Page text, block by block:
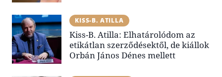
KISS-B. ATILLA
Kiss-B. Atilla: Elhatárolódom az
etikátlan szerződésektől, de kiállok
Orbán János Dénes mellett